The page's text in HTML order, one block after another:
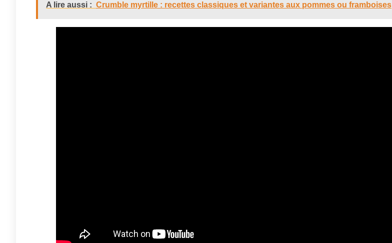
A lire aussi : Crumble myrtille : recettes classiques et variantes aux pommes ou framboises